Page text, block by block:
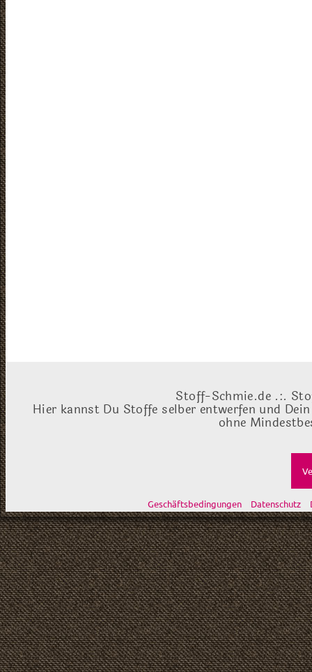
Stoff-Schmie.de .:.
Hier kannst Du Stoffe selber entwerfen und
ohne
Geschäftsbedingungen Datenschutz